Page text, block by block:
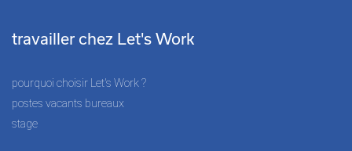
travailler chez Let's Work
pourquoi choisir Let's Work ?
postes vacants bureaux
stage